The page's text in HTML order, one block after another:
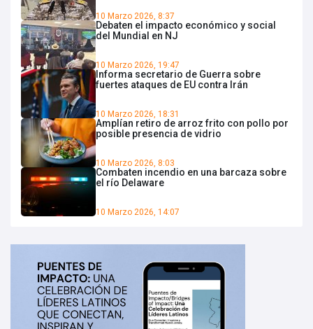
10 Marzo 2026, 8:37
Debaten el impacto económico y social
del Mundial en NJ
10 Marzo 2026, 19:47
Informa secretario de Guerra sobre
fuertes ataques de EU contra Irán
10 Marzo 2026, 18:31
Amplían retiro de arroz frito con pollo por
posible presencia de vidrio
10 Marzo 2026, 8:03
Combaten incendio en una barcaza sobre
el río Delaware
10 Marzo 2026, 14:07